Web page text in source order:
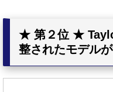
★ 第２位 ★
整されたモデル